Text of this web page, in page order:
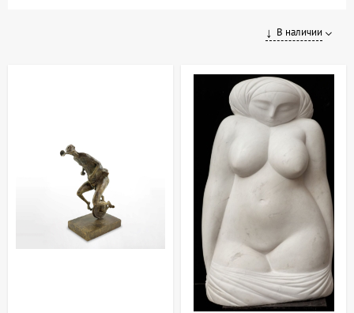
Скульптура является одной из форм пластического искусства,
которая художественно формирует окружающее пространство и
наполняет его эстетикой и смыслом. Наряду с архитектурой, она
создает особую атмосферу в быту и интерьере. Произведения
декоративно-прикладного искусства, к которым часто относят и
малые формы скульптуры, обладают следующими
особенностями:
Эстетическое качество:
Каждое произведение не только
функционально, но и радует взгляд.
Образы и формы воплощают
Скульптура призвана дополнять
В наличии